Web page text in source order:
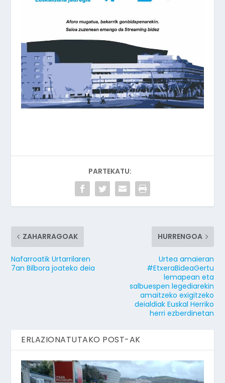
PARTEKATU:
ZAHARRAGOAK
Nafarroatik Urtarrilaren
7an Bilbora joateko deia
HURRENGOA
Urtea amaieran
#EtxeraBideaGertu
lemapean eta
salbuespen legediarekin
amaitzeko exigitzeko
deialdiak Euskal Herriko
herri ezberdinetan
ERLAZIONATUTAKO POST-AK